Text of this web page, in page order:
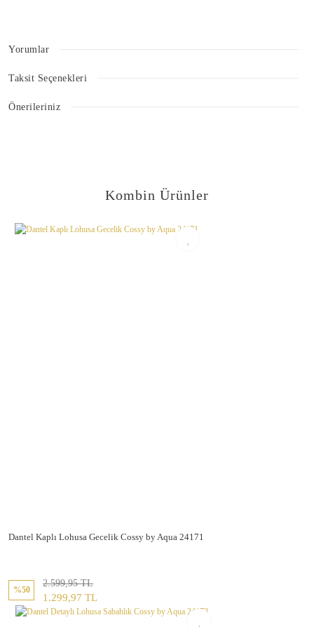
Yorumlar
Taksit Seçenekleri
Önerileriniz
Ürün açıklamasında eksik bilgiler bulunuyor.
Kombin Ürünler
Dantel Kaplı Lohusa Gecelik Cossy by Aqua 24171
%50
2.599,95 TL
1.299,97 TL